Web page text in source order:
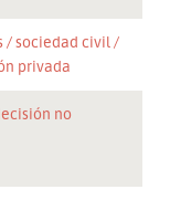
sociedad civil
privada
no